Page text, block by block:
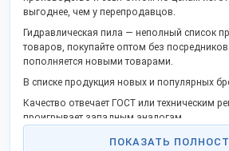
выгоднее, чем у перепродавцов.
Гидравлическая пила — неполный список
товаров, покупайте оптом без
пополняется новыми товарами.
В списке продукция новых и популярных
Качество отвечает ГОСТ или техническим
проигрывает западным аналогам.
Станьте дилером или оптовым партнёром в
ПОКАЗАТЬ